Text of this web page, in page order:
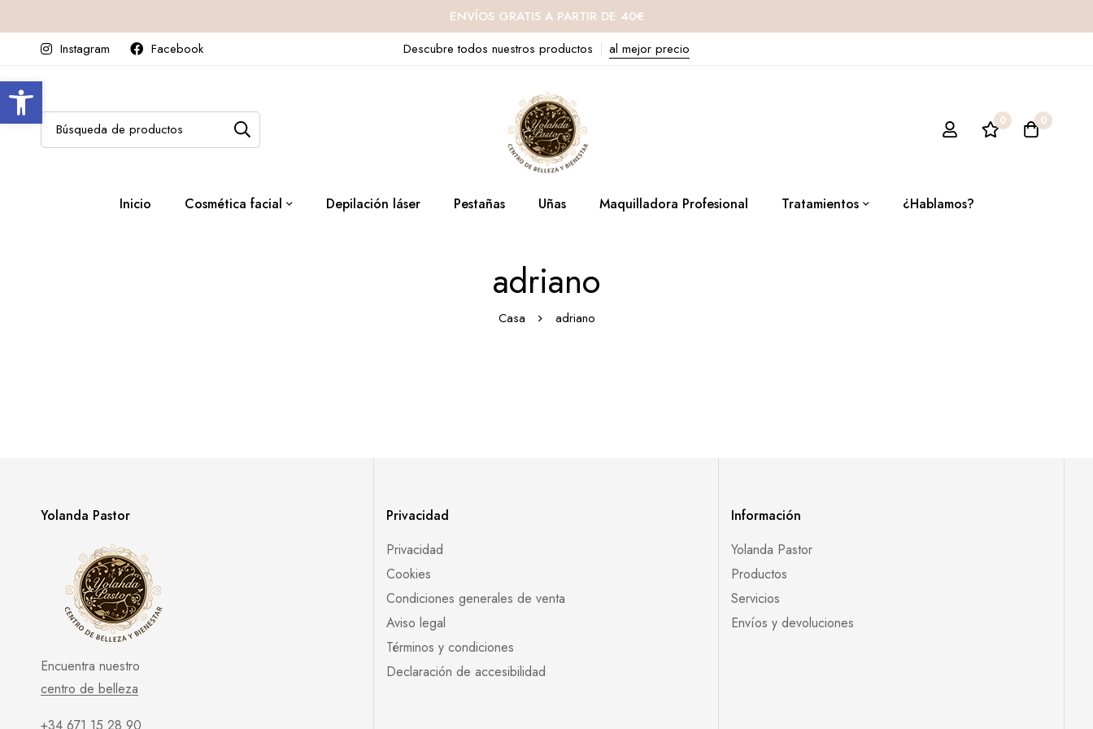
Abrir barra de herramientas
ENVÍOS GRATIS A PARTIR DE 40€
Instagram
Facebook Descubre todos nuestros productos al mejor precio
0 0
Inicio Cosmética facial Depilación láser Pestañas Uñas Maquilladora Profesional Tratamientos ¿Hablamos?
adriano
Casa adriano
Yolanda Pastor
Encuentra nuestro
centro de belleza
+34 671 15 28 90
Privacidad
Privacidad
Cookies
Condiciones generales de venta
Aviso legal
Términos y condiciones
Declaración de accesibilidad
Información
Yolanda Pastor
Productos
Servicios
Envíos y devoluciones